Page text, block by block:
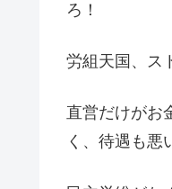
ろ！
労組天国、ス
直営だけがお
く、待遇も悪